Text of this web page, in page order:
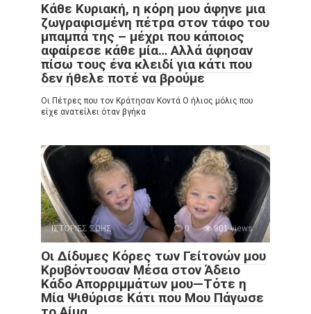
Κάθε Κυριακή, η κόρη μου άφηνε μια
ζωγραφισμένη πέτρα στον τάφο του
μπαμπά της – μέχρι που κάποιος
αφαίρεσε κάθε μία… Αλλά άφησαν
πίσω τους ένα κλειδί για κάτι που
δεν ήθελε ποτέ να βρούμε
Οι Πέτρες που τον Κράτησαν Κοντά Ο ήλιος μόλις που
είχε ανατείλει όταν βγήκα
ΙΣΤΟΡΙΕΣ ΖΩΗΣ 0 801 views
Οι Δίδυμες Κόρες των Γείτονών μου
Κρυβόντουσαν Μέσα στον Άδειο
Κάδο Απορριμμάτων μου—Τότε η
Μία Ψιθύρισε Κάτι που Μου Πάγωσε